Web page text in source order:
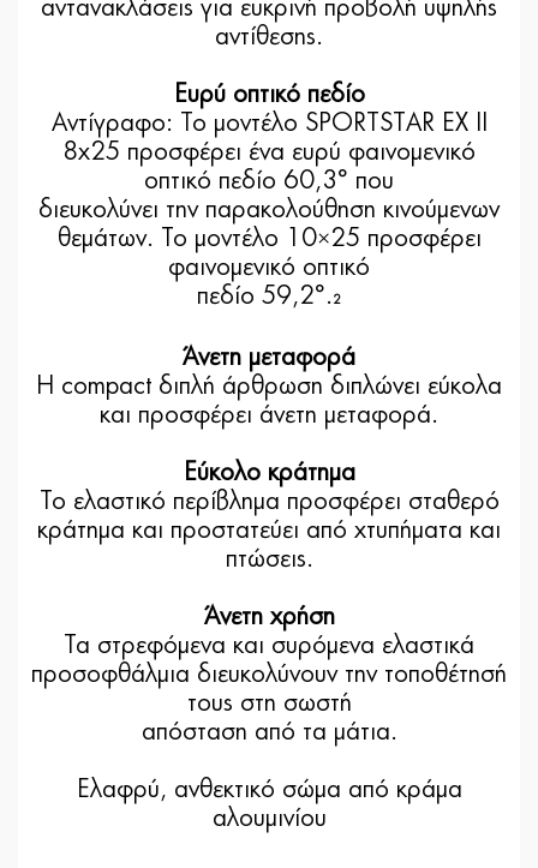
αντανακλάσεις για ευκρινή προβολή υψηλής
αντίθεσης.
Ευρύ οπτικό πεδίο
Αντίγραφο: Το μοντέλο SPORTSTAR EX II
8x25 προσφέρει ένα ευρύ φαινομενικό
οπτικό πεδίο 60,3° που
διευκολύνει την παρακολούθηση κινούμενων
θεμάτων. Το μοντέλο 10×25 προσφέρει
φαινομενικό οπτικό
πεδίο 59,2°. 2
Άνετη μεταφορά
Η compact διπλή άρθρωση διπλώνει εύκολα
και προσφέρει άνετη μεταφορά.
Εύκολο κράτημα
Το ελαστικό περίβλημα προσφέρει σταθερό
κράτημα και προστατεύει από χτυπήματα και
πτώσεις.
Άνετη χρήση
Τα στρεφόμενα και συρόμενα ελαστικά
προσοφθάλμια διευκολύνουν την τοποθέτησή
τους στη σωστή
απόσταση από τα μάτια.
Ελαφρύ, ανθεκτικό σώμα από κράμα
αλουμινίου